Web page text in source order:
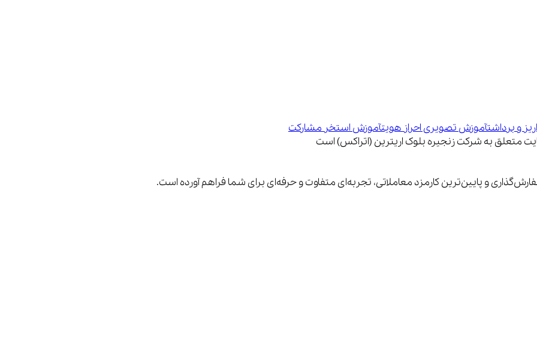
و برداشتآموزش تصویری احراز هویتآموزش استخر مشارکت
و پایین‌ترین کارمزد معاملاتی، تجربه‌ای متفاوت و حرفه‌ای برای شما فراهم آورده است.